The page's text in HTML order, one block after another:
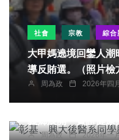
社會 宗教 綜合
大甲媽遶境回鑾人
導反賄選。（照片檢
周為政 2026年四
社會 宗教 綜合
彰基、興大後醫系同
周為政 2026年一